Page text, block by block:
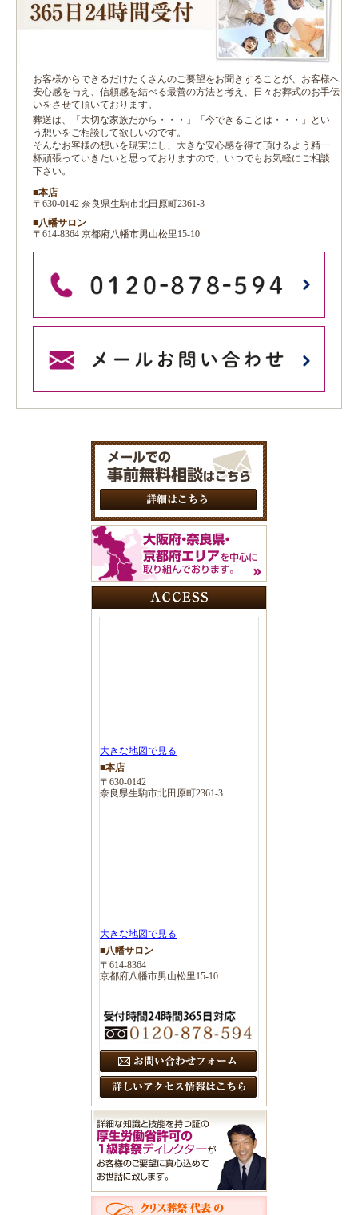
お客様からできるだけたくさんのご要望をお聞きすることが、お客様へ
安心感を与え、信頼感を結べる最善の方法と考え、日々お葬式のお手伝
いをさせて頂いております。
葬送は、「大切な家族だから・・・」「今できることは・・・」とい
う想いをご相談して欲しいのです。
そんなお客様の想いを現実にし、大きな安心感を得て頂けるよう精一
杯頑張っていきたいと思っておりますので、いつでもお気軽にご相談
下さい。
■本店
〒630-0142 奈良県生駒市北田原町2361-3
■八幡サロン
〒614-8364 京都府八幡市男山松里15-10
大きな地図で見る
■本店
〒630-0142
奈良県生駒市北田原町2361-3
大きな地図で見る
■八幡サロン
〒614-8364
京都府八幡市男山松里15-10